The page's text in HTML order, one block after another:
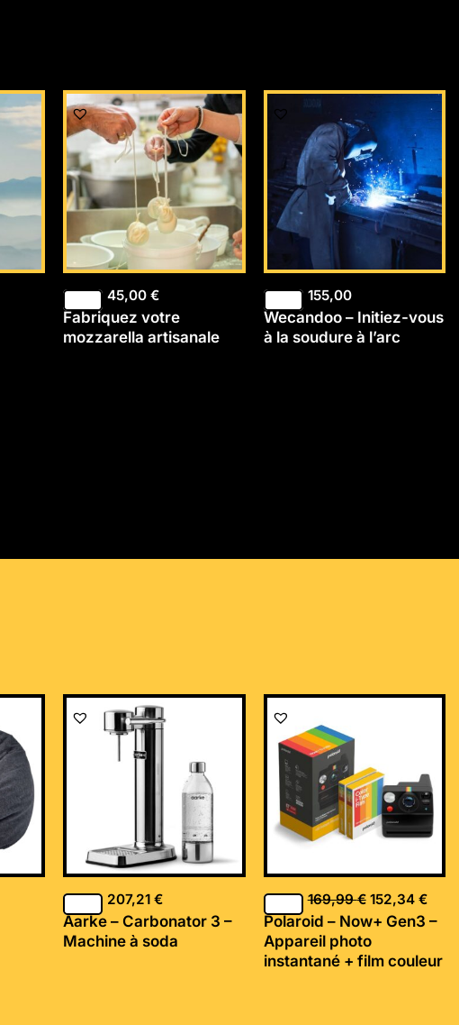
45,00€
Fabriquez votre
mozzarella artisanale
155,00
Wecandoo – Initiez-vous
à la soudure à l’arc
207,21€
Aarke – Carbonator 3 –
Machine à soda
169,99€
Le
169,99 €.
152,34 €
Le
Polaroid – Now+ Gen3 –
Appareil photo
instantané + film couleur